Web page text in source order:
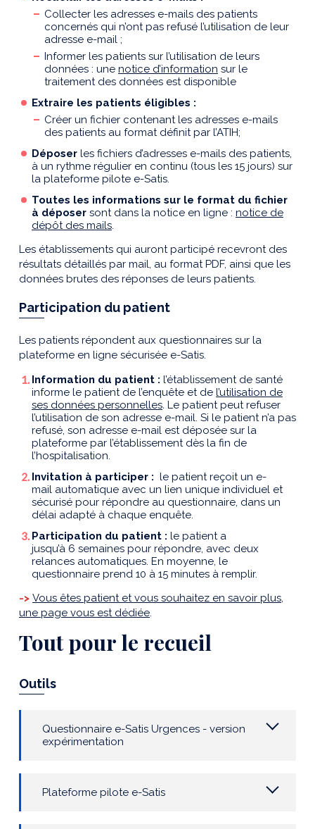
Collecter les adresses e-mails des patients
concernés qui n’ont pas refusé l’utilisation de leur
adresse e-mail ;
Informer les patients sur l’utilisation de leurs
données : une notice d’information sur le
traitement des données est disponible
Extraire les patients éligibles :
Créer un fichier contenant les adresses e-mails
des patients au format définit par l’ATIH;
Déposer les fichiers d’adresses e-mails des patients,
à un rythme régulier en continu (tous les 15 jours) sur
la plateforme pilote e-Satis.
Toutes les informations sur le format du fichier
à déposer sont dans la notice en ligne : notice de
dépôt des mails.
Les établissements qui auront participé recevront des
résultats détaillés par mail, au format PDF, ainsi que les
données brutes des réponses de leurs patients.
Participation du patient
Les patients répondent aux questionnaires sur la
plateforme en ligne sécurisée e-Satis.
Information du patient : l’établissement de santé
informe le patient de l’enquête et de l’utilisation de
ses données personnelles. Le patient peut refuser
l’utilisation de son adresse e-mail. Si le patient n’a pas
refusé, son adresse e-mail est déposée sur la
plateforme par l’établissement dès la fin de
l’hospitalisation.
Invitation à participer : le patient reçoit un e-
mail automatique avec un lien unique individuel et
sécurisé pour répondre au questionnaire, dans un
délai adapté à chaque enquête.
Participation du patient : le patient a
jusqu’à 6 semaines pour répondre, avec deux
relances automatiques. En moyenne, le
questionnaire prend 10 à 15 minutes à remplir.
-> Vous êtes patient et vous souhaitez en savoir plus,
une page vous est dédiée.
Tout pour le recueil
Outils
Questionnaire e-Satis Urgences - version
expérimentation
Plateforme pilote e-Satis